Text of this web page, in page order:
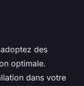
des
optimale.
dans votre